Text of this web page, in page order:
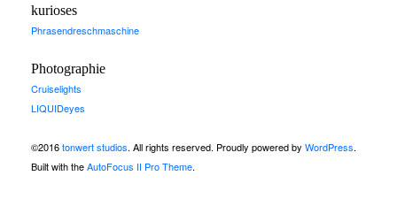
kurioses
Phrasendreschmaschine
Photographie
Cruiselights
LIQUIDeyes
©2016tonwert studios. All rights reserved. Proudly powered by WordPress.
Built with theAutoFocus II Pro Theme.